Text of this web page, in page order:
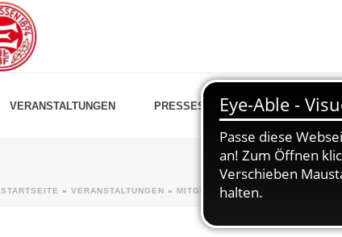
VERANSTALTUNGEN PRESSESPIEGEL SHOP
STARTSEITE » VERANSTALTUNGEN » MITGLIEDERVERSAMMLUNG